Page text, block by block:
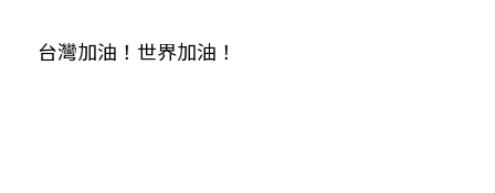
台灣加油！世界加油！